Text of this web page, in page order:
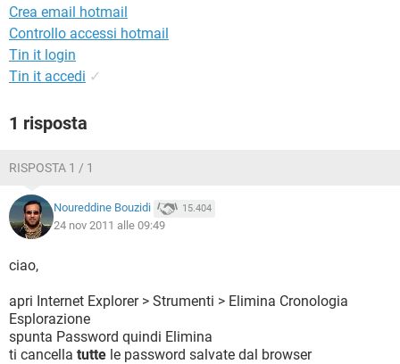
Crea email hotmail
Controllo accessi hotmail
Tin it login
Tin it accedi ✓
1 risposta
RISPOSTA 1 / 1
Noureddine Bouzidi 15.404
24 nov 2011 alle 09:49
ciao,
apri Internet Explorer > Strumenti > Elimina Cronologia
Esplorazione
spunta Password quindi Elimina
ti cancella tutte le password salvate dal browser